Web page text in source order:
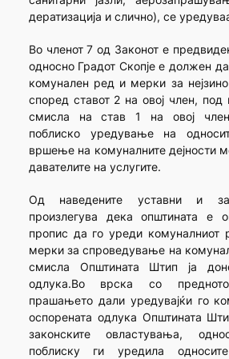
дератизација и слично), се
Во членот 7 од Законот е
односно Градот Скопје е должен
комунален ред и мерки за
според ставот 2 на овој член,
смисла на став 1 на овој
поблиско уредување на
вршење на комуналните дејности
давателите на услугите.
Од наведените уставни и
произлегува дека општината е
пропис да го уреди
мерки за спроведување на
смисла Општината Штип ја
одлука.Во врска со
прашањето дали уредувајќи го
оспорената одлука Општината
законските овластувања,
поблиску ги уредила